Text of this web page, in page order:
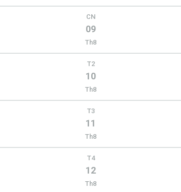
CN
09
Th8
T2
10
Th8
T3
11
Th8
T4
12
Th8